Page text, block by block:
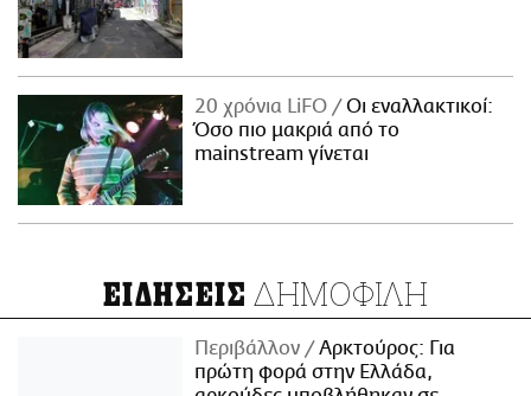
20 χρόνια LiFO
Οι εναλλακτικοί:
Όσο πιο μακριά από το
mainstream γίνεται
ΕΙΔΗΣΕΙΣ ΔΗΜΟΦΙΛΗ
Περιβάλλον
Αρκτούρος: Για
πρώτη φορά στην Ελλάδα,